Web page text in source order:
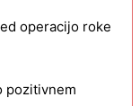
operacijo roke
pozitivnem